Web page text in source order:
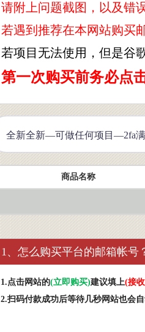
请附上问题截图，以及错
若遇到推荐在本网站购买
若项目无法使用，但是谷
第一次购买前务必点
商品名称
1、怎么购买平台的邮箱帐号
1.点击网站的(立即购买)建议填上(接
2.扫码付款成功后等待几秒网站也会